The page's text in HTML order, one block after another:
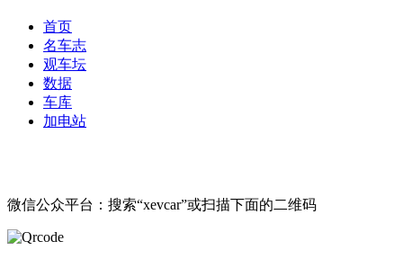
首页
名车志
观车坛
数据
车库
加电站
微信公众平台：搜索“xevcar”或扫描下面的二维码